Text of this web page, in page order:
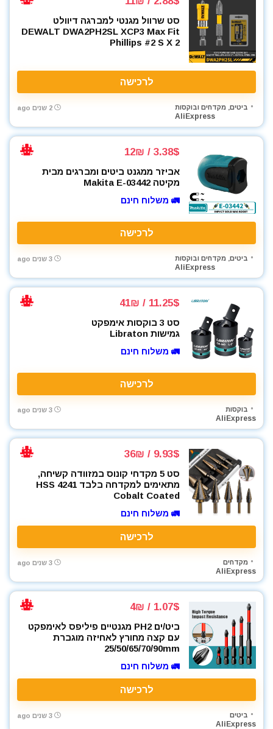
סט שרוול מגנטי למברגה דיוולט
DEWALT DWA2PH2SL XCP3 Max Fit
Phillips #2 S X 2
לרכישה
ביטים, מקדחים ובוקסות
AliExpress
2 שנים ago
3.38$ / 12₪
אביזר ממגנט ביטים ומברגים מבית
מקיטה Makita E-03442
🚛 משלוח חינם
לרכישה
ביטים, מקדחים ובוקסות
AliExpress
3 שנים ago
11.25$ / 41₪
סט 3 בוקסות אימפקט
גמישות Libraton
🚛 משלוח חינם
לרכישה
בוקסות
AliExpress
3 שנים ago
9.93$ / 36₪
סט 5 מקדחי קונוס במזוודה קשיחה,
מתאימים למקדחה בלבד HSS 4241
Cobalt Coated
🚛 משלוח חינם
לרכישה
מקדחים
AliExpress
3 שנים ago
1.07$ / 4₪
ביט/ים PH2 מגנטיים פיליפס לאימפקט
עם קצה מחורץ לאחיזה מוגברת
25/50/65/70/90mm
🚛 משלוח חינם
לרכישה
ביטים
AliExpress
3 שנים ago